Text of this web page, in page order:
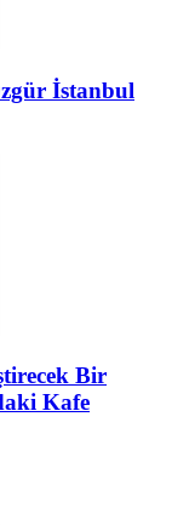
İstanbul
Bir
Kafe